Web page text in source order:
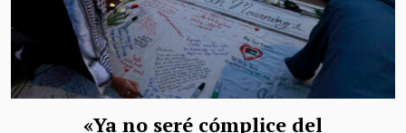
«Ya no seré cómplice del